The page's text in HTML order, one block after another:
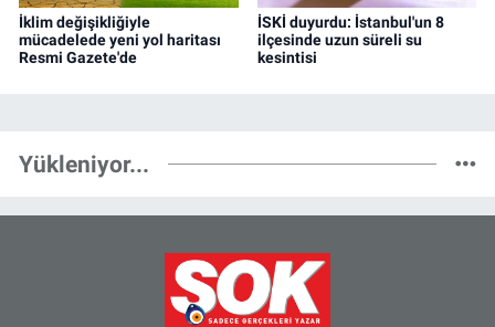
İklim değişikliğiyle
mücadelede yeni yol haritası
Resmi Gazete'de
İSKİ duyurdu: İstanbul'un 8
ilçesinde uzun süreli su
kesintisi
Yükleniyor...